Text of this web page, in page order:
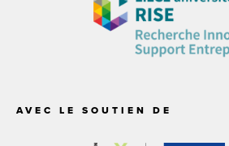
AVEC LE SOUTIEN DE